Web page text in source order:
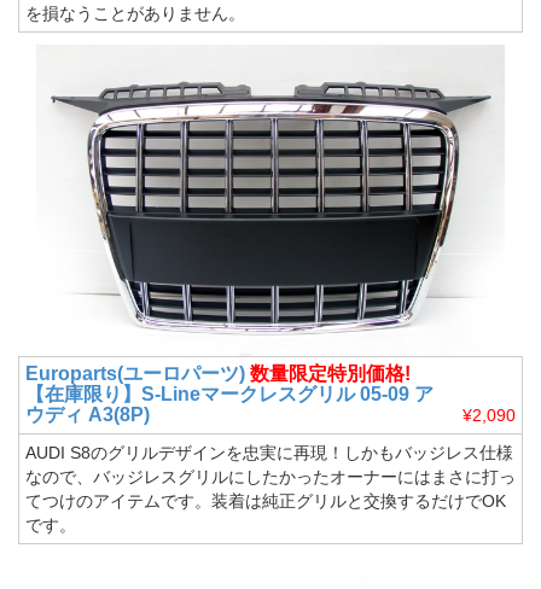
を損なうことがありません。
Europarts(ユーロパーツ) 数量限定特別価格!
【在庫限り】S-Lineマークレスグリル 05-09 ア
ウディ A3(8P)
¥2,090
AUDI S8のグリルデザインを忠実に再現！しかもバッジレス仕様
なので、バッジレスグリルにしたかったオーナーにはまさに打っ
てつけのアイテムです。装着は純正グリルと交換するだけでOK
です。